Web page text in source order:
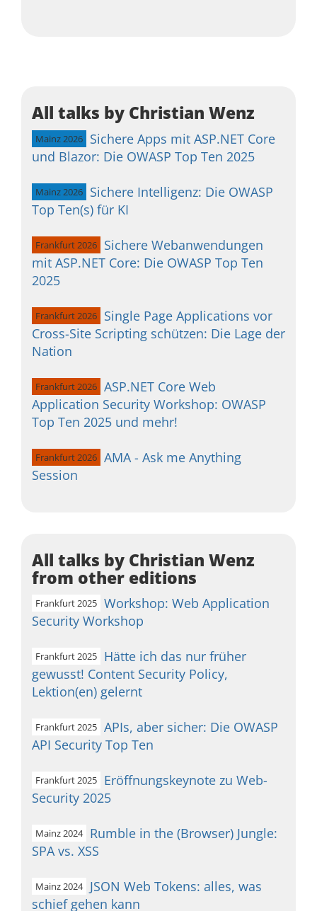
All talks by Christian Wenz
Mainz 2026
Sichere Apps mit ASP.NET Core
und Blazor: Die OWASP Top Ten 2025
Mainz 2026
Sichere Intelligenz: Die OWASP
Top Ten(s) für KI
Frankfurt 2026
Sichere Webanwendungen
mit ASP.NET Core: Die OWASP Top Ten
2025
Frankfurt 2026
Single Page Applications vor
Cross-Site Scripting schützen: Die Lage der
Nation
Frankfurt 2026 ASP.NET Core Web
Application Security Workshop: OWASP
Top Ten 2025 und mehr!
Frankfurt 2026 AMA - Ask me Anything
Session
All talks by Christian Wenz
from other editions
Frankfurt 2025 Workshop: Web Application
Security Workshop
Frankfurt 2025
Hätte ich das nur früher
gewusst! Content Security Policy,
Lektion(en) gelernt
Frankfurt 2025 APIs, aber sicher: Die OWASP
API Security Top Ten
Frankfurt 2025
Eröffnungskeynote zu Web-
Security 2025
Mainz 2024
Rumble in the (Browser) Jungle:
SPA vs. XSS
Mainz 2024
JSON Web Tokens: alles, was
schief gehen kann